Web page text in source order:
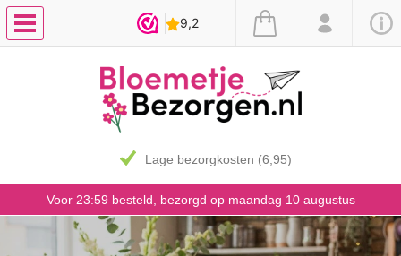
7 dagen vaasgarantie
Voor 23:59 besteld, bezorgd op maandag 10 augustus